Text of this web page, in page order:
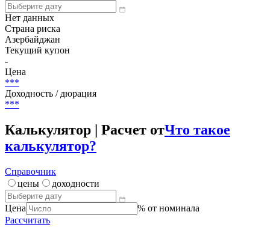
Нет данных
Страна риска
Азербайджан
Текущий купон
-
Цена
***
Доходность / дюрация
***
Калькулятор | Расчет отЧто такое
калькулятор?
Справочник
цены
доходности
Цена
% от номинала
Рассчитать